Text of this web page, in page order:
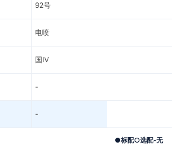
92号
电喷
国Ⅳ
-
-
●标配○选配-无